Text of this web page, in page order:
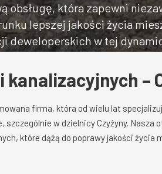
obsługę, która zapewni
lepszej jakości życia
deweloperskich w tej
kanalizacyjnych –
firma, która od wielu lat
w dzielnicy Czyżyny. Nasza
które dążą do poprawy jakości życia